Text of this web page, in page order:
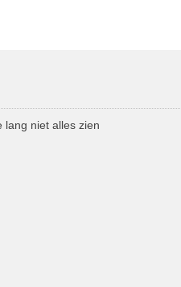
lang niet alles zien